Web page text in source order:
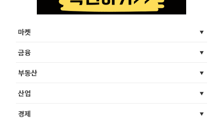
마켓
금융
부동산
산업
경제